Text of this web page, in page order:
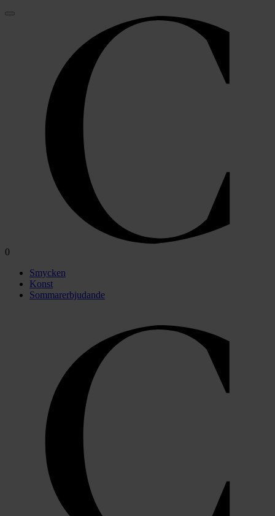
0
Smycken
Konst
Sommarerbjudande